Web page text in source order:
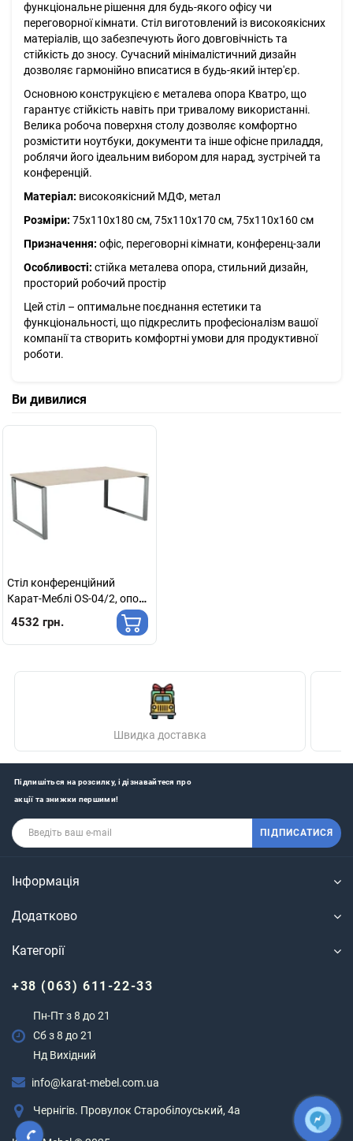
функціональне рішення для будь-якого офісу чи
переговорної кімнати. Стіл виготовлений із високоякісних
матеріалів, що забезпечують його довговічність та
стійкість до зносу. Сучасний мінімалістичний дизайн
дозволяє гармонійно вписатися в будь-який інтер'єр.
Основною конструкцією є металева опора Кватро, що
гарантує стійкість навіть при тривалому використанні.
Велика робоча поверхня столу дозволяє комфортно
розмістити ноутбуки, документи та інше офісне приладдя,
роблячи його ідеальним вибором для нарад, зустрічей та
конференцій.
Матеріал: високоякісний МДФ, метал
Розміри: 75х110х180 см, 75х110х170 см, 75х110х160 см
Призначення: офіс, переговорні кімнати, конференц-зали
Особливості: стійка металева опора, стильний дизайн,
просторий робочий простір
Цей стіл – оптимальне поєднання естетики та
функціональності, що підкреслить професіоналізм вашої
компанії та створить комфортні умови для продуктивної
роботи.
Ви дивилися
Стіл конференційний
Карат-Меблі OS-04/2, опора
4532 грн.
Швидка доставка
Підпишіться на розсилку, і дізнавайтеся про
акції та знижки першими!
ПІДПИСАТИСЯ
Інформація
Додатково
Категорії
+38 (063) 611-22-33
Пн-Пт з 8 до 21
Сб з 8 до 21
Нд Вихідний
info@karat-mebel.com.ua
Чернігів. Провулок Старобілоуський, 4а